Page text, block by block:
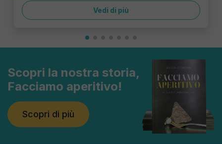
Vedi di più
Scopri la nostra storia,
Facciamo aperitivo!
Scopri di più